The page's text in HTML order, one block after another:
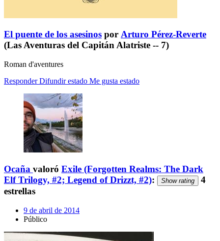
El puente de los asesinos por Arturo Pérez-Reverte
(Las Aventuras del Capitán Alatriste -- 7)
Roman d'aventures
Responder Difundir estado Me gusta estado
Ocaña valoró Exile (Forgotten Realms: The Dark
Elf Trilogy, #2; Legend of Drizzt, #2): Show rating
4
estrellas
9 de abril de 2014
Público